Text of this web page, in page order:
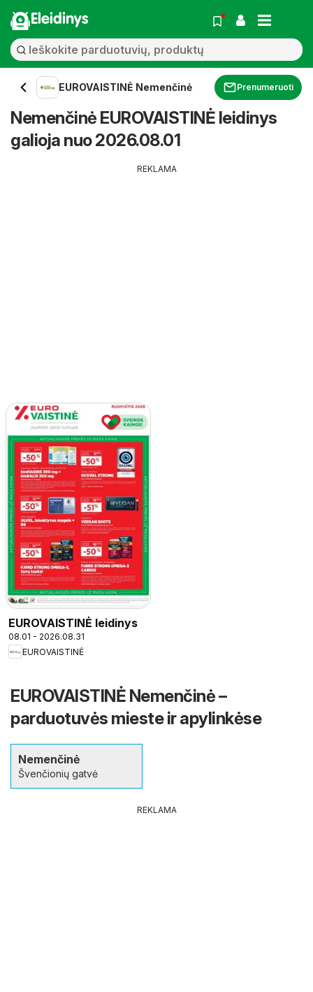
Eleidinys
EUROVAISTINĖ Nemenčinė Prenumeruoti
Nemenčinė EUROVAISTINĖ leidinys
galioja nuo 2026.08.01
REKLAMA
EUROVAISTINĖ leidinys
08.01 - 2026.08.31
EUROVAISTINĖ
EUROVAISTINĖ Nemenčinė –
parduotuvės mieste ir apylinkėse
Nemenčinė
Švenčionių gatvė
REKLAMA